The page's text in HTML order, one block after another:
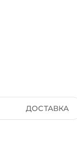
ДОСТАВКА